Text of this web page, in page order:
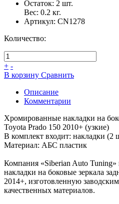
Остаток: 2 шт.
Вес: 0.2 кг.
Артикул: CN1278
Количество:
+ -
В корзину Сравнить
Описание
Комментарии
Хромированные накладки на
Toyota Prado 150 2010+ (узкие)
В комплект входит: накладки (2
Материал: АБС пластик
Компания «Siberian Auto
накладки на боковые зеркала
2014+, изготовленную
качественных материалов.